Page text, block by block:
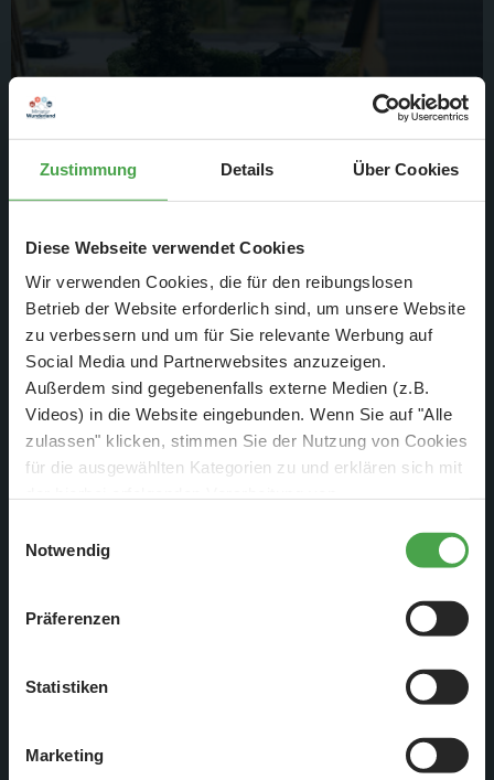
Zustimmung Details Über Cookies
Diese Webseite verwendet Cookies
Wir verwenden Cookies, die für den reibungslosen
Betrieb der Website erforderlich sind, um unsere Website
zu verbessern und um für Sie relevante Werbung auf
Social Media und Partnerwebsites anzuzeigen.
Außerdem sind gegebenenfalls externe Medien (z.B.
Videos) in die Website eingebunden. Wenn Sie auf "Alle
zulassen" klicken, stimmen Sie der Nutzung von Cookies
für die ausgewählten Kategorien zu und erklären sich mit
diese Einstellungen jederzeit über die Schaltfläche
zustimmen, beschränken wir uns auf die technisch
notwendigen Cookies. Weitere Informationen finden Sie in
Notwendig
Präferenzen
Statistiken
Marketing
Der Garten eines Einfamilienhauses in Knuffingen wird für
ein ganz besonderes Event hergerichtet. Hier ist die Vorher-
Situation...Naja, eher trist und langweilig.
Dann kommt Bobby und reinigt den Garten, bringt Werkzeug
in Position und lässt Kabel und Schläuche verlegen.